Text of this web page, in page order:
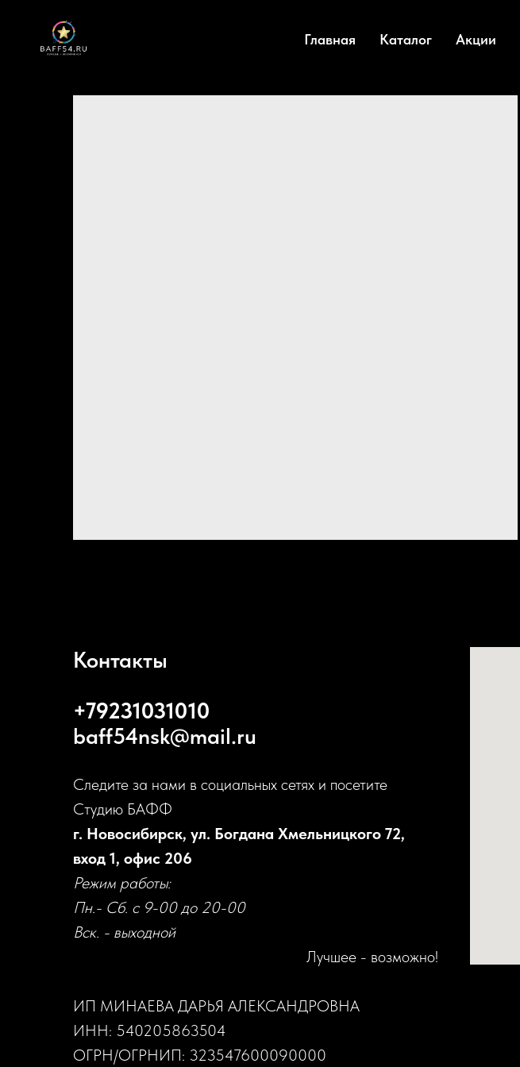
Главная Каталог Акции
Контакты
+79231031010
baff54nsk@mail.ru
Следите за нами в социальных сетях и посетите
Студию БАФФ
г. Новосибирск, ул. Богдана Хмельницкого 72,
вход 1, офис 206
Режим работы:
Пн.- Сб. с 9-00 до 20-00
Вск. - выходной
Лучшее - возможно!
ИП МИНАЕВА ДАРЬЯ АЛЕКСАНДРОВНА
ИНН: 540205863504
ОГРН/ОГРНИП: 323547600090000